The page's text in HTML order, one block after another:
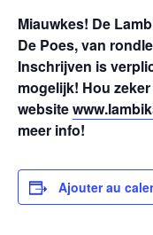
Miauwkes! De
De Poes, van
Inschrijven is
mogelijk! Hou
website
meer info!
Ajouter au